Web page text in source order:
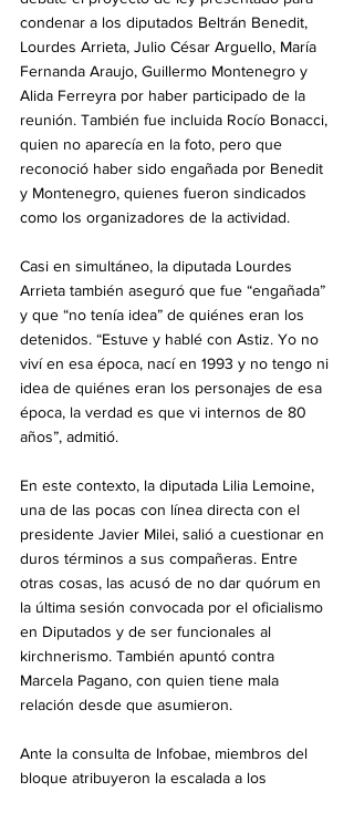
condenar a los diputados Beltrán Benedit,
Lourdes Arrieta, Julio César Arguello, María
Fernanda Araujo, Guillermo Montenegro y
Alida Ferreyra por haber participado de la
reunión. También fue incluida Rocío Bonacci,
quien no aparecía en la foto, pero que
reconoció haber sido engañada por Benedit
y Montenegro, quienes fueron sindicados
como los organizadores de la actividad.
Casi en simultáneo, la diputada Lourdes
Arrieta también aseguró que fue “engañada”
y que “no tenía idea” de quiénes eran los
detenidos. “Estuve y hablé con Astiz. Yo no
viví en esa época, nací en 1993 y no tengo ni
idea de quiénes eran los personajes de esa
época, la verdad es que vi internos de 80
años”, admitió.
En este contexto, la diputada Lilia Lemoine,
una de las pocas con línea directa con el
presidente Javier Milei, salió a cuestionar en
duros términos a sus compañeras. Entre
otras cosas, las acusó de no dar quórum en
la última sesión convocada por el oficialismo
en Diputados y de ser funcionales al
kirchnerismo. También apuntó contra
Marcela Pagano, con quien tiene mala
relación desde que asumieron.
Ante la consulta de Infobae, miembros del
bloque atribuyeron la escalada a los